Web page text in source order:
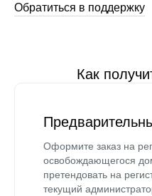
Обратиться в поддержку
Как
Оформите заказ на
освобождающегося
претендовать на
текущий